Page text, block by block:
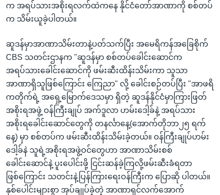
က အရပ်သားအစိုးရလက်ထဲကနေ နိုင်ငံတော်အာဏာကို စစ်တပ်
က သိမ်းယူခဲ့ပါတယ်။
ဆူဒန်မှာအာဏာသိမ်းတာနဲ့ပတ်သက်ပြီး အမေရိကန်အခြေစိုက်
CBS သတင်းဌာနက "ဆူဒန်မှာ စစ်တပ်ခေါင်းဆောင်က
အရပ်သားခေါင်းဆောင်ကို ဖမ်းဆီးထိန်းသိမ်းကာ သူသာ
အာဏာရှိသူဖြစ်ကြောင်း ကြေညာ" လို့ ခေါင်းစဉ်တပ်ပြီး "အာဖရိ
ကတိုက်ရဲ့ အရှေ့မြောက်ဒေသမှာ ရှိတဲ့ ဆူဒန်နိုင်ငံမှာကြားဖြတ်
အစိုးရအဖွဲ့ ဝန်ကြီးချုပ် အက်ဒူလာ ဟမ်းဒေါ့ခ်နဲ့ အရပ်သား
အစိုးရခေါင်းဆောင်တွေကို တနင်္လာနေ့(အောက်တိုဘာ၂၅ ရက်
နေ့) မှာ စစ်တပ်က ဖမ်းဆီးထိန်းသိမ်းခဲ့တယ်။ ဝန်ကြီးချုပ်ဟမ်း
ဒေါ့ခ်နဲ သူရဲ့အစိုးရအဖွဲ့ဝင်တွေဟာ အာဏာသိမ်းစစ်
ခေါင်းဆောင်နဲ့ ပူးပေါင်းဖို့ ငြင်းဆန်ခဲ့ကြလို့ဖမ်းဆီးခံရတာ
ဖြစ်ကြောင်း သတင်းနဲ့ပြန်ကြားရေးဝန်ကြီးက ပြောဆို ပါတယ်။
နှစ်ပေါင်းများစွာ အုပ်ချုပ်ခဲ့တဲ့ အာဏာရှင်လက်အောက်